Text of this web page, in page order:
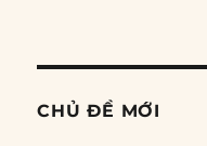
CHỦ ĐỀ MỚI